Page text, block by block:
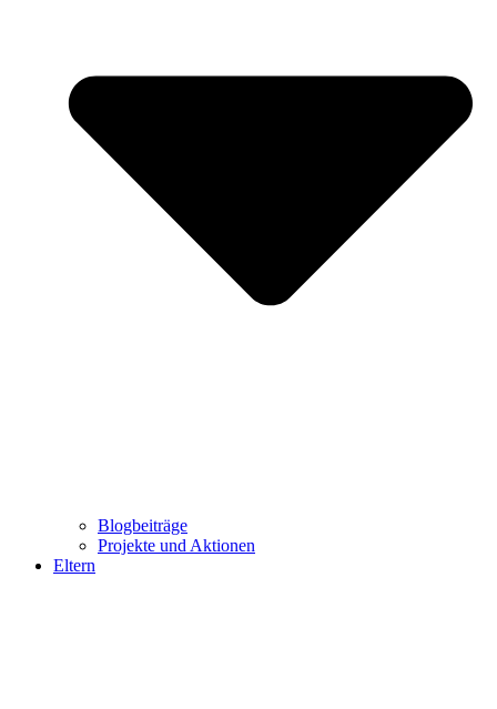
Blogbeiträge
Projekte und Aktionen
Eltern